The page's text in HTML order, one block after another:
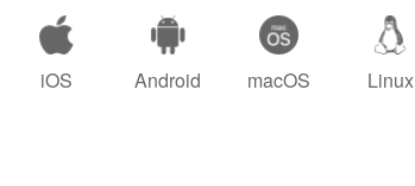
iOS Android macOS Linux